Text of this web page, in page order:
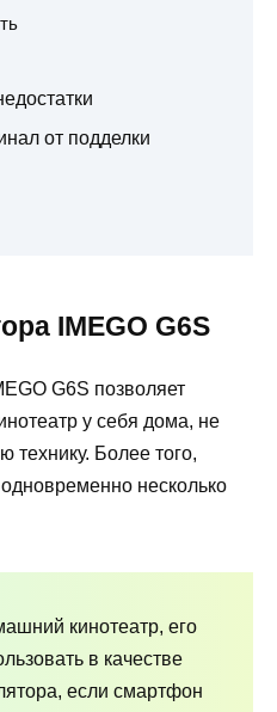
от подделки
IMEGO G6S
G6S позволяет
у себя дома, не
технику. Более того,
несколько
кинотеатр, его
в качестве
если смартфон